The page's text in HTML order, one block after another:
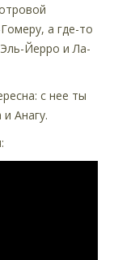
а где-то
Йерро и Ла-
с нее ты
Анагу.